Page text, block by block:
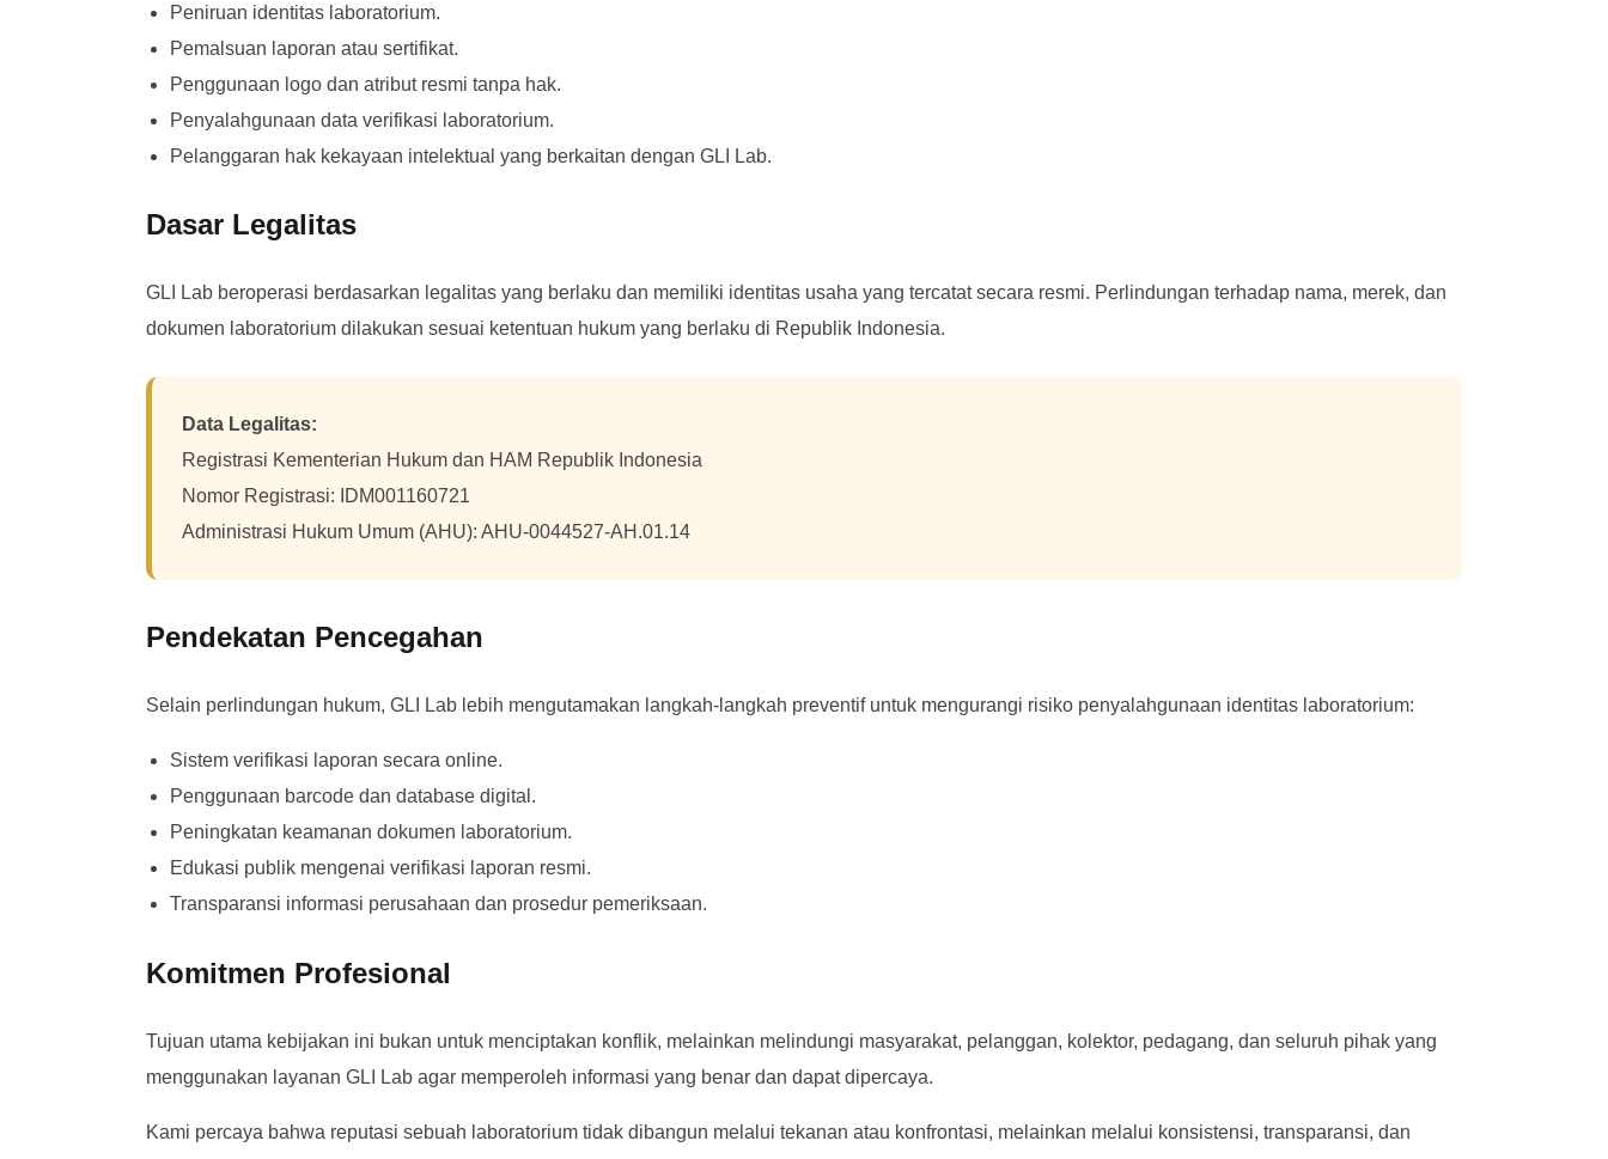
Peniruan identitas laboratorium.
Pemalsuan laporan atau sertifikat.
Penggunaan logo dan atribut resmi tanpa hak.
Penyalahgunaan data verifikasi laboratorium.
Pelanggaran hak kekayaan intelektual yang berkaitan dengan GLI Lab.
Dasar Legalitas
GLI Lab beroperasi berdasarkan legalitas yang berlaku dan memiliki identitas usaha yang tercatat secara resmi. Perlindungan terhadap nama, merek, dan
dokumen laboratorium dilakukan sesuai ketentuan hukum yang berlaku di Republik Indonesia.
Data Legalitas:
Registrasi Kementerian Hukum dan HAM Republik Indonesia
Nomor Registrasi: IDM001160721
Administrasi Hukum Umum (AHU): AHU-0044527-AH.01.14
Pendekatan Pencegahan
Selain perlindungan hukum, GLI Lab lebih mengutamakan langkah-langkah preventif untuk mengurangi risiko penyalahgunaan identitas laboratorium:
Sistem verifikasi laporan secara online.
Penggunaan barcode dan database digital.
Peningkatan keamanan dokumen laboratorium.
Edukasi publik mengenai verifikasi laporan resmi.
Transparansi informasi perusahaan dan prosedur pemeriksaan.
Komitmen Profesional
Tujuan utama kebijakan ini bukan untuk menciptakan konflik, melainkan melindungi masyarakat, pelanggan, kolektor, pedagang, dan seluruh pihak yang
menggunakan layanan GLI Lab agar memperoleh informasi yang benar dan dapat dipercaya.
Kami percaya bahwa reputasi sebuah laboratorium tidak dibangun melalui tekanan atau konfrontasi, melainkan melalui konsistensi, transparansi, dan